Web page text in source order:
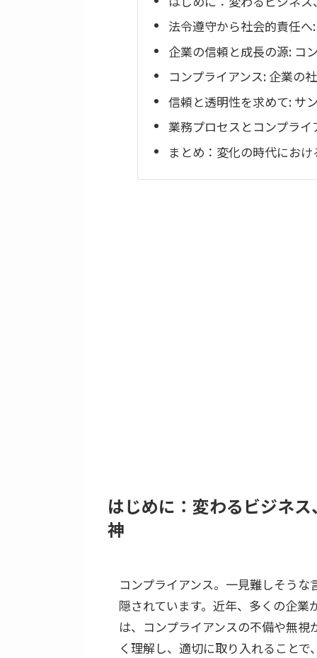
法令遵守から社会的責任
企業の信頼と成長の源: コ
コンプライアンス: 企業の
信頼と透明性を求めて: サ
業務プロセスとコンプラ
まとめ：変化の時代にお
はじめに：変わるビジネ
神
コンプライアンス。一見難しそう
隠されています。近年、多くの企
は、コンプライアンスの不備や無
く理解し、適切に取り入れること